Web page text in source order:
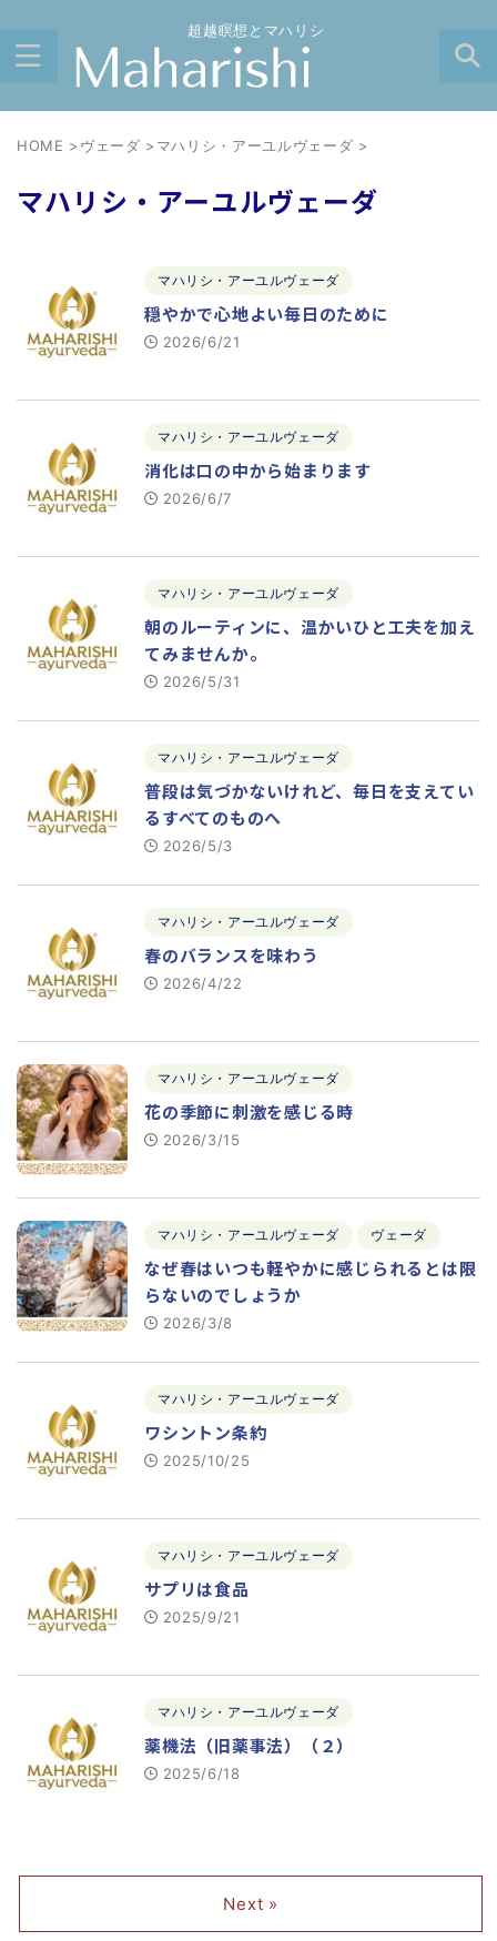
超越瞑想とマハリシ
HOME >ヴェーダ >マハリシ・アーユルヴェーダ >
マハリシ・アーユルヴェーダ
マハリシ・アーユルヴェーダ
穏やかで心地よい毎日のために
2026/6/21
マハリシ・アーユルヴェーダ
消化は口の中から始まります
2026/6/7
マハリシ・アーユルヴェーダ
朝のルーティンに、温かいひと工夫を加え
てみませんか。
2026/5/31
マハリシ・アーユルヴェーダ
普段は気づかないけれど、毎日を支えてい
るすべてのものへ
2026/5/3
マハリシ・アーユルヴェーダ
春のバランスを味わう
2026/4/22
マハリシ・アーユルヴェーダ
花の季節に刺激を感じる時
2026/3/15
マハリシ・アーユルヴェーダ ヴェーダ
なぜ春はいつも軽やかに感じられるとは限
らないのでしょうか
2026/3/8
マハリシ・アーユルヴェーダ
ワシントン条約
2025/10/25
マハリシ・アーユルヴェーダ
サプリは食品
2025/9/21
マハリシ・アーユルヴェーダ
薬機法（旧薬事法）（２）
2025/6/18
Next »